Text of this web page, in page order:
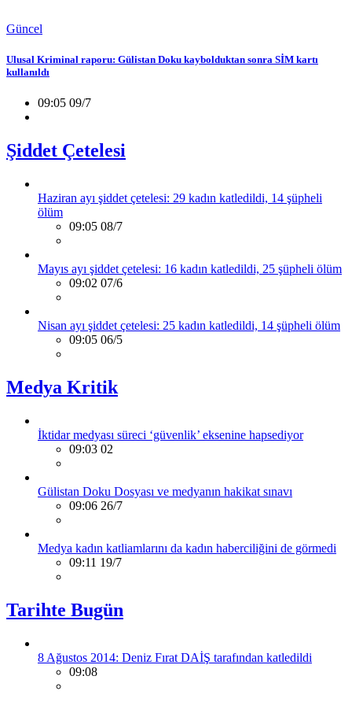
Güncel
Ulusal Kriminal raporu: Gülistan Doku kaybolduktan sonra SİM kartı
kullanıldı
09:05 09/7
Şiddet Çetelesi
Haziran ayı şiddet çetelesi: 29 kadın katledildi, 14 şüpheli
ölüm
09:05 08/7
Mayıs ayı şiddet çetelesi: 16 kadın katledildi, 25 şüpheli ölüm
09:02 07/6
Nisan ayı şiddet çetelesi: 25 kadın katledildi, 14 şüpheli ölüm
09:05 06/5
Medya Kritik
İktidar medyası süreci ‘güvenlik’ eksenine hapsediyor
09:03 02
Gülistan Doku Dosyası ve medyanın hakikat sınavı
09:06 26/7
Medya kadın katliamlarını da kadın haberciliğini de görmedi
09:11 19/7
Tarihte Bugün
8 Ağustos 2014: Deniz Fırat DAİŞ tarafından katledildi
09:08